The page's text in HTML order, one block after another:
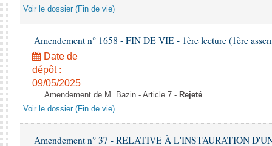
Voir le dossier (Fin de vie)
Amendement n° 1658 - FIN DE VIE - 1ère lecture (1ère
Date de
dépôt :
09/05/2025
Amendement de M. Bazin - Article 7 - Rejeté
Voir le dossier (Fin de vie)
Amendement n° 37 - RELATIVE À L'INSTAURATION